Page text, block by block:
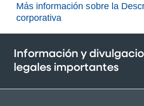
Más información sobre la
corporativa
Información y
legales importantes